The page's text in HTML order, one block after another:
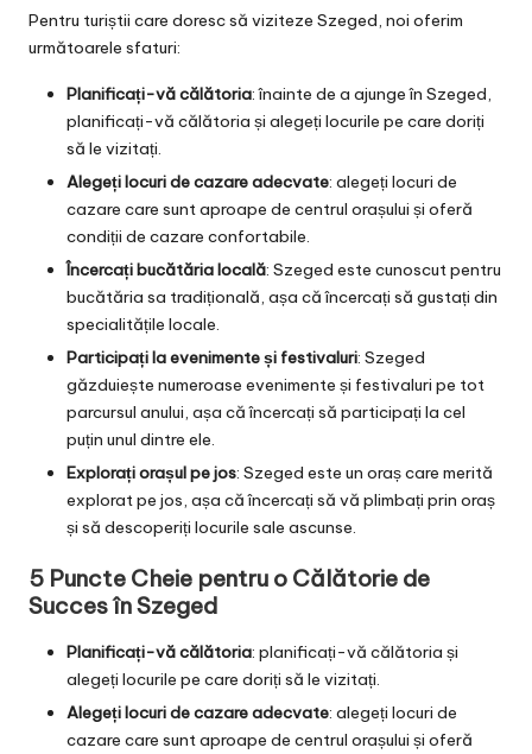
Pentru turiștii care doresc să viziteze Szeged, noi oferim
următoarele sfaturi:
Planificați-vă călătoria: înainte de a ajunge în Szeged,
planificați-vă călătoria și alegeți locurile pe care doriți
să le vizitați.
Alegeți locuri de cazare adecvate: alegeți locuri de
cazare care sunt aproape de centrul orașului și oferă
condiții de cazare confortabile.
Încercați bucătăria locală: Szeged este cunoscut pentru
bucătăria sa tradițională, așa că încercați să gustați din
specialitățile locale.
Participați la evenimente și festivaluri: Szeged
găzduiește numeroase evenimente și festivaluri pe tot
parcursul anului, așa că încercați să participați la cel
puțin unul dintre ele.
Explorați orașul pe jos: Szeged este un oraș care merită
explorat pe jos, așa că încercați să vă plimbați prin oraș
și să descoperiți locurile sale ascunse.
5 Puncte Cheie pentru o Călătorie de
Succes în Szeged
Planificați-vă călătoria: planificați-vă călătoria și
alegeți locurile pe care doriți să le vizitați.
Alegeți locuri de cazare adecvate: alegeți locuri de
cazare care sunt aproape de centrul orașului și oferă